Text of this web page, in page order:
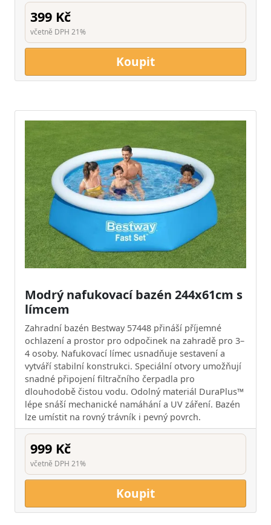
399 Kč
včetně DPH 21%
Koupit
Modrý nafukovací bazén 244x61cm s
límcem
Zahradní bazén Bestway 57448 přináší příjemné
ochlazení a prostor pro odpočinek na zahradě pro 3–
4 osoby. Nafukovací límec usnadňuje sestavení a
vytváří stabilní konstrukci. Speciální otvory umožňují
snadné připojení filtračního čerpadla pro
dlouhodobě čistou vodu. Odolný materiál DuraPlus™
lépe snáší mechanické namáhání a UV záření. Bazén
lze umístit na rovný trávník i pevný povrch.
999 Kč
včetně DPH 21%
Koupit